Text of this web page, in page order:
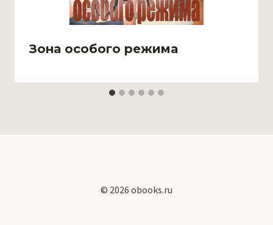
Зона особого режима
© 2026 obooks.ru